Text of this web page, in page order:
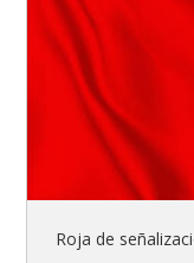
Roja de